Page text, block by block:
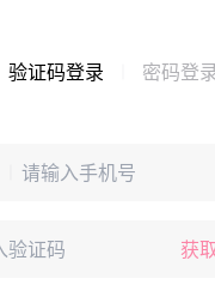
验证码登录 密码登
获
未连接到服务器,刷新一下试